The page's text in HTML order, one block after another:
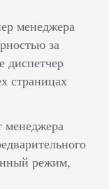
менеджера
за
диспетчер
страницах
менеджера
режим,